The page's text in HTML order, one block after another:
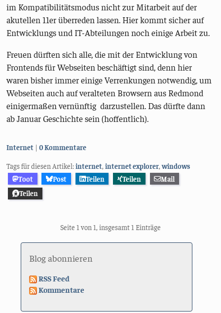
im Kompatibilitätsmodus nicht zur Mitarbeit auf der
akutellen 11er überreden lassen. Hier kommt sicher auf
Entwicklungs und IT-Abteilungen noch einige Arbeit zu.
Freuen dürften sich alle, die mit der Entwicklung von
Frontends für Webseiten beschäftigt sind, denn hier
waren bisher immer einige Verrenkungen notwendig, um
Webseiten auch auf veralteten Browsern aus Redmond
einigermaßen vernünftig darzustellen. Das dürfte dann
ab Januar Geschichte sein (hoffentlich).
Kategorien:
Internet 0 Kommentare
Tags für diesen Artikel:internet,internet explorer,windows
Toot
Post Teilen Teilen
Mail
Teilen
Seite 1 von 1, insgesamt 1 Einträge
Blog abonnieren
RSS Feed
Kommentare